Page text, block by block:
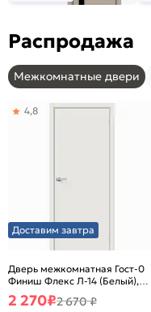
Распродажа
Межкомнатные двери
Доставим завтра
Дверь межкомнатная Гост-0
Финиш Флекс Л-14 (Белый),
глухая, каркасно-щитовая
4,8
2 270₽2 670 ₽